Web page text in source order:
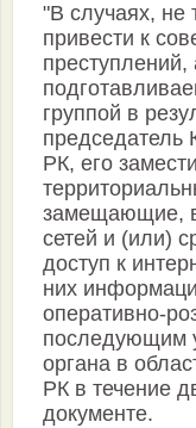
"В случаях, не
привести к
преступлений,
группой в
председатель
РК, его
замещающие,
сетей и (или)
доступ к
них
оперативно-
последующим
органа в
РК в течение
документе.